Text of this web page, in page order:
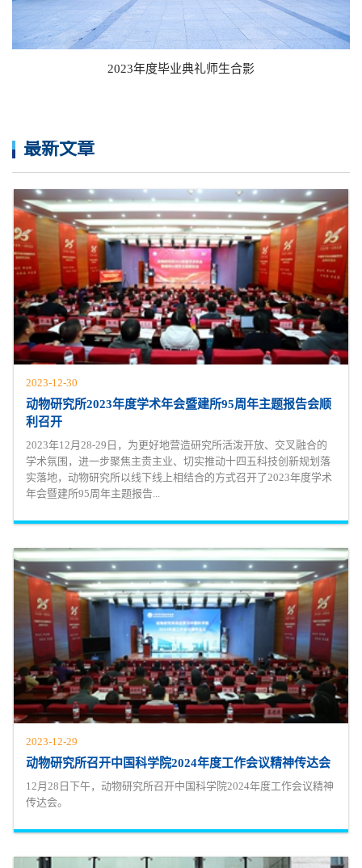
2023年度毕业典礼师生合影
最新文章
2023-12-30
动物研究所2023年度学术年会暨建所95周年主题报告会顺
利召开
2023年12月28-29日，为更好地营造研究所活泼开放、交叉融合的
学术氛围，进一步聚焦主责主业、切实推动十四五科技创新规划落
实落地，动物研究所以线下线上相结合的方式召开了2023年度学术
年会暨建所95周年主题报告...
2023-12-29
动物研究所召开中国科学院2024年度工作会议精神传达会
12月28日下午，动物研究所召开中国科学院2024年度工作会议精神
传达会。